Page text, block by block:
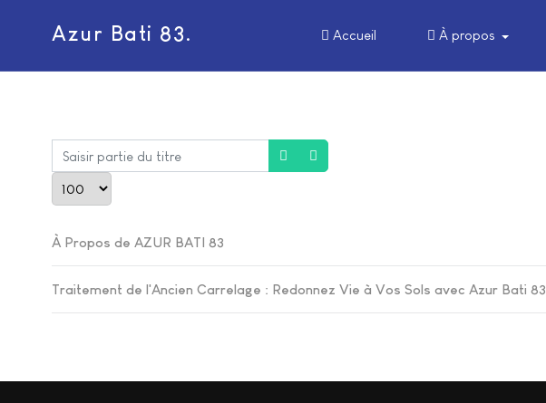
Azur Bati 83. Accueil À propos
partie du titre
Afficher #
À Propos de AZUR BATI 83
Traitement de l'Ancien Carrelage : Redonnez Vie à Vos Sols avec Azur Bati 83